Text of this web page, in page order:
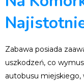
Zabawa posiada
uszkodzeń, co
autobusu